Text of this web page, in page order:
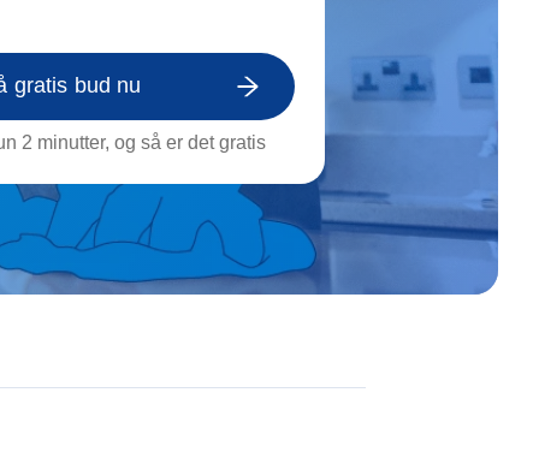
gratis bud nu
2 minutter, og så er det gratis